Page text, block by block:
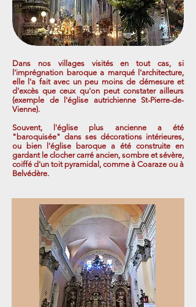
Dans nos villages visités en tout cas, si
l'imprégnation baroque a marqué l'architecture,
elle l'a fait avec un peu moins de démesure et
d'excès que ceux qu'on peut constater ailleurs
(exemple de l'église autrichienne St-Pierre-de-
Vienne).
Souvent, l'église plus ancienne a été
"baroquisée" dans ses décorations intérieures,
ou bien l'église baroque a été construite en
gardant le clocher carré ancien, sombre et sévère,
coiffé d'un toit pyramidal, comme à Coaraze ou à
Belvédère.